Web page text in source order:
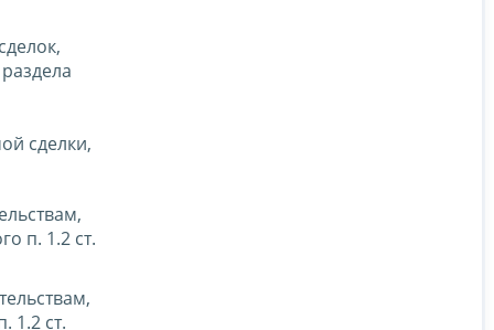
сделки,
п. 1.2 ст.
1.2 ст.